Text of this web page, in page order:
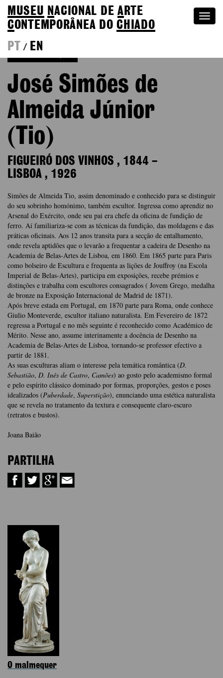
MUSEU NACIONAL DEA RTE
CONTEMPORÂNEA DOCHIADO
PT
/ EN
José Simões de
Almeida Júnior
(Tio)
FIGUEIRÓ DOS VINHOS , 1844 –
LISBOA , 1926
Simões de Almeida Tio, assim denominado e conhecido para se distinguir
do seu sobrinho homónimo, também escultor. Ingressa como aprendiz no
Arsenal do Exército, onde seu pai era chefe da oficina de fundição de
ferro. Aí familiariza-se com as técnicas da fundição, das moldagens e das
práticas oficinais. Aos 12 anos transita para a secção de entalhamento,
onde revela aptidões que o levarão a frequentar a cadeira de Desenho na
Academia de Belas-Artes de Lisboa, em 1860. Em 1865 parte para Paris
como bolseiro de Escultura e frequenta as lições de Jouffroy (na Escola
Imperial de Belas-Artes), participa em exposições, recebe prémios e
distinções e trabalha com escultores consagrados ( Jovem Grego, medalha
de bronze na Exposição Internacional de Madrid de 1871).
Após breve estada em Portugal, em 1870 parte para Roma, onde conhece
Giulio Monteverde, escultor italiano naturalista. Em Fevereiro de 1872
regressa a Portugal e no mês seguinte é reconhecido como Académico de
Mérito. Nesse ano, assume interinamente a docência de Desenho na
Academia de Belas-Artes de Lisboa, tornando-se professor efectivo a
partir de 1881.
As suas esculturas aliam o interesse pela temática romântica (D.
Sebastião, D. Inês de Castro, Camões) ao gosto pelo academismo formal
e pelo espírito clássico dominado por formas, proporções, gestos e poses
idealizados (Puberdade, Superstição), enunciando uma estética naturalista
que se revela no tratamento da textura e consequente claro-escuro
(retratos e bustos).
Joana Baião
PARTILHA
O malmequer